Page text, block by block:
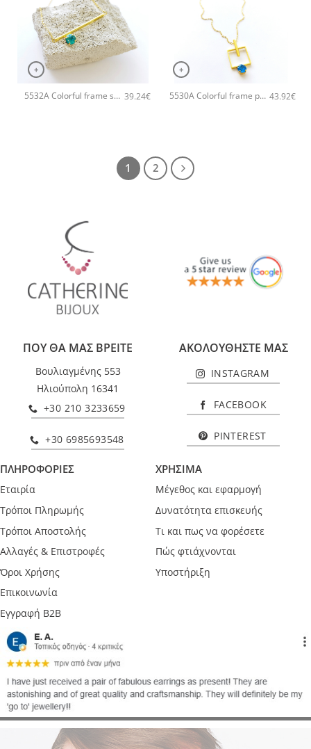
+
5532A Colorful frame small χειροποίητο κολιέ Catherine bijoux Ανοιχτό Πράσινο 39.24€
+
5530A Colorful frame pendant χειροποίητο κολιέ Catherine bijoux Τυρκουάζ 43.92€
1 2
ΠΟΥ ΘΑ ΜΑΣ ΒΡΕΙΤΕ
Βουλιαγμένης 553
Ηλιούπολη 16341
+30 210 3233659
+30 6985693548
ΑΚΟΛΟΥΘΗΣΤΕ ΜΑΣ
INSTAGRAM
FACEBOOK
PINTEREST
ΠΛΗΡΟΦΟΡΙΕΣ
Εταιρία
Τρόποι Πληρωμής
Τρόποι Αποστολής
Αλλαγές & Επιστροφές
Όροι Χρήσης
Επικοινωνία
Εγγραφή B2B
ΧΡΗΣΙΜΑ
Μέγεθος και εφαρμογή
Δυνατότητα επισκευής
Τι και πως να φορέσετε
Πώς φτιάχνονται
Υποστήριξη